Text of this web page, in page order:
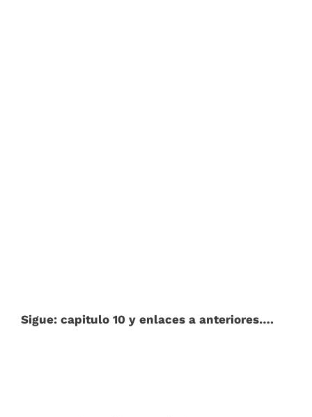
Sigue: capitulo 10 y enlaces a anteriores….